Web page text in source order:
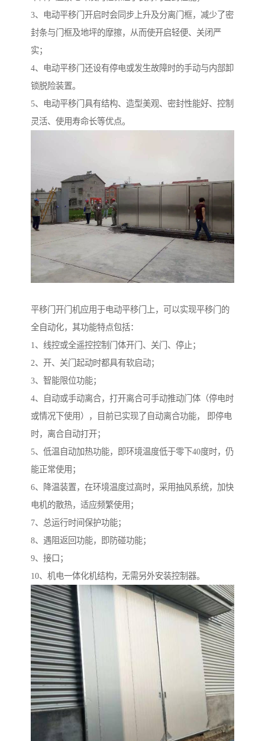
3、电动平移门开启时会同步上升及分离门框，减少了密
封条与门框及地坪的摩擦，从而使开启轻便、关闭严
实；
4、电动平移门还设有停电或发生故障时的手动与内部卸
锁脱险装置。
5、电动平移门具有结构、造型美观、密封性能好、控制
灵活、使用寿命长等优点。
平移门开门机应用于电动平移门上，可以实现平移门的
全自动化，其功能特点包括：
1、线控或全遥控控制门体开门、关门、停止；
2、开、关门起动时都具有软启动；
3、智能限位功能；
4、自动或手动离合，打开离合可手动推动门体（停电时
或情况下使用），目前已实现了自动离合功能， 即停电
时，离合自动打开；
5、低温自动加热功能，即环境温度低于零下40度时，仍
能正常使用；
6、降温装置，在环境温度过高时，采用抽风系统，加快
电机的散热，适应频繁使用；
7、总运行时间保护功能；
8、遇阻返回功能，即防碰功能；
9、接口；
10、机电一体化机结构，无需另外安装控制器。